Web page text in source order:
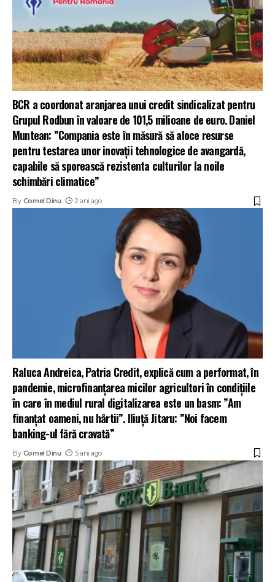
BCR a coordonat aranjarea unui credit sindicalizat pentru
Grupul Rodbun în valoare de 101,5 milioane de euro. Daniel
Muntean: ”Compania este în măsură să aloce resurse
pentru testarea unor inovații tehnologice de avangardă,
capabile să sporească rezistenta culturilor la noile
schimbări climatice”
By Cornel Dinu 2 ani ago
Raluca Andreica, Patria Credit, explică cum a performat, în
pandemie, microfinanțarea micilor agricultori în condițiile
în care în mediul rural digitalizarea este un basm: ”Am
finanțat oameni, nu hârtii”. Iliuță Jitaru: ”Noi facem
banking-ul fără cravată”
By Cornel Dinu 5 ani ago